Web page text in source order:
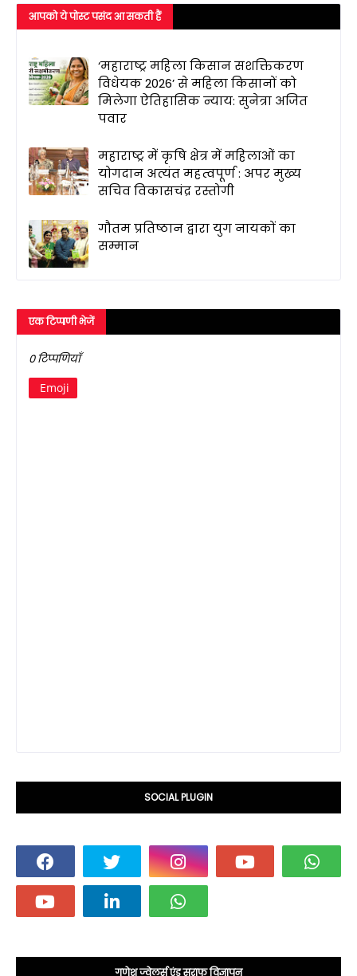
आपको ये पोस्ट पसंद आ सकती हैं
‘महाराष्ट्र महिला किसान सशक्तिकरण
विधेयक 2026’ से महिला किसानों को
मिलेगा ऐतिहासिक न्याय: सुनेत्रा अजित
पवार
महाराष्ट्र में कृषि क्षेत्र में महिलाओं का
योगदान अत्यंत महत्वपूर्ण : अपर मुख्य
सचिव विकासचंद्र रस्तोगी
गौतम प्रतिष्ठान द्वारा युग नायकों का
सम्मान
एक टिप्पणी भेजें
0 टिप्पणियाँ
Emoji
SOCIAL PLUGIN
गणेश ज्वेलर्स एंड सराफ विज्ञापन